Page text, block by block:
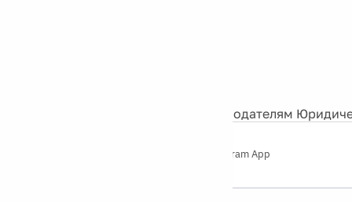
Рекламодателям
Telegram App